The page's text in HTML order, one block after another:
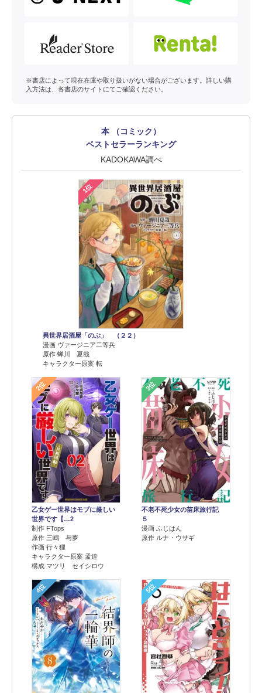
※書店によって現在在庫や取り扱いがない場合がございます。詳しい購
入方法は、各書店のサイトにてご確認ください。
本 （コミック）
ベストセラーランキング
KADOKAWA調べ
1位
異世界居酒屋「のぶ」 （２２）
漫画 ヴァージニア二等兵
原作 蝉川 夏哉
キャラクター原案 転
2位
乙女ゲー世界はモブに厳しい
世界です【…2
制作 FTops
原作 三嶋 与夢
作画 行々狸
キャラクター原案 孟達
構成 マツリ セイシロウ
3位
不老不死少女の苗床旅行記
５
漫画 ふじはん
原作 ルナ・ウサギ
4位 5位